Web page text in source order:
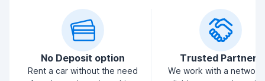
No Deposit option
Rent a car without the need
Trusted Partners
We work with a